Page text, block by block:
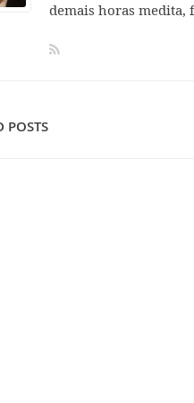
demais horas medita,
POSTS